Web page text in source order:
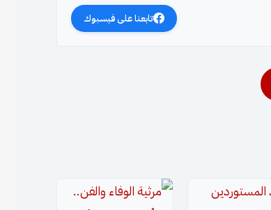
تابعنا على فيسبوك